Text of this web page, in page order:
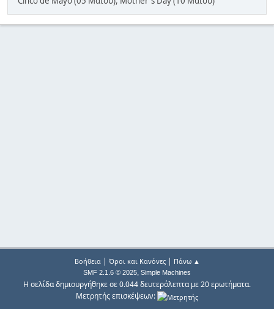
Βοήθεια| Όροι και Κανόνες| Πάνω ▲
SMF 2.1.6 © 2025, Simple Machines
Η σελίδα δημιουργήθηκε σε 0.044 δευτερόλεπτα με 20 ερωτήματα.
Μετρητής επισκέψεων: